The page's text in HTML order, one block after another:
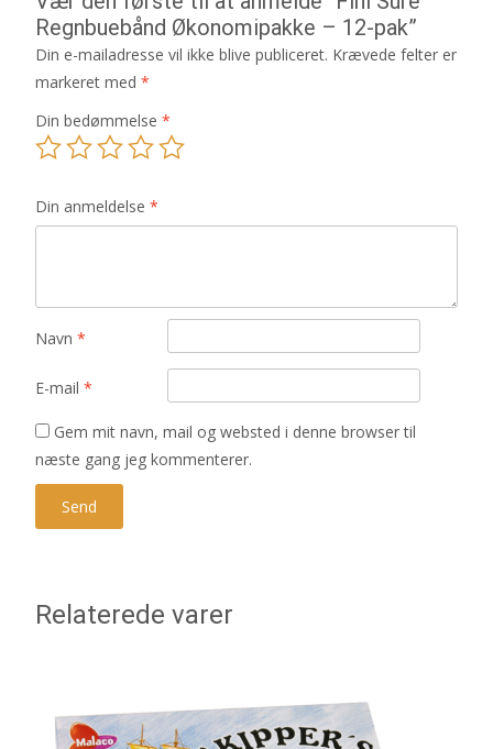
Regnbuebånd Økonomipakke – 12-pak”
Din e-mailadresse vil ikke blive publiceret. Krævede felter er
markeret med *
Din bedømmelse *
Din anmeldelse *
Navn *
E-mail *
Gem mit navn, mail og websted i denne browser til
næste gang jeg kommenterer.
Relaterede varer